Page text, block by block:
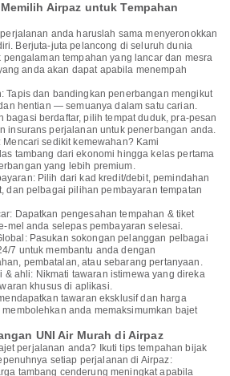
Airpaz untuk Tempahan
anda haruslah sama menyeronokkan
Berjuta-juta pelancong di seluruh dunia
pengalaman tempahan yang lancar dan mesra
anda akan dapat apabila menempah
Tapis dan bandingkan penerbangan mengikut
hentian — semuanya dalam satu carian.
bagasi berdaftar, pilih tempat duduk, pra-pesan
insurans perjalanan untuk penerbangan anda.
Mencari sedikit kemewahan? Kami
tambang dari ekonomi hingga kelas pertama
yang lebih premium.
Pilih dari kad kredit/debit, pemindahan
dan pelbagai pilihan pembayaran tempatan
Dapatkan pengesahan tempahan & tiket
mel anda selepas pembayaran selesai.
Pasukan sokongan pelanggan pelbagai
7 untuk membantu anda dengan
pembatalan, atau sebarang pertanyaan.
& ahli: Nikmati tawaran istimewa yang direka
khusus di aplikasi.
tawaran eksklusif dan harga
anda memaksimumkan bajet
UNI Air Murah di Airpaz
perjalanan anda? Ikuti tips tempahan bijak
setiap perjalanan di Airpaz:
tambang cenderung meningkat apabila